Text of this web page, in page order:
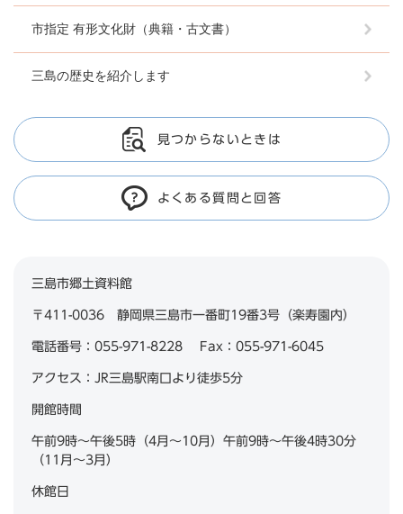
市指定 有形文化財（典籍・古文書）
三島の歴史を紹介します
見つからないときは
よくある質問と回答
三島市郷土資料館
〒411-0036 静岡県三島市一番町19番3号（楽寿園内）
電話番号：055-971-8228 Fax：055-971-6045
アクセス：JR三島駅南口より徒歩5分
開館時間
午前9時～午後5時（4月～10月）午前9時～午後4時30分
（11月～3月）
休館日